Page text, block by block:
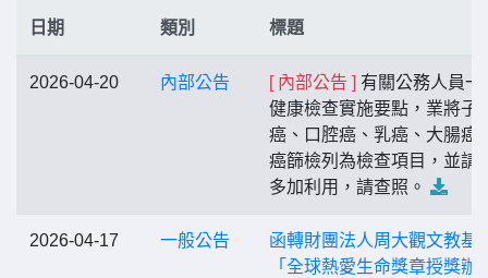
日期 類別 標題
2026-04-20 內部公告 [ 內部公告 ] 有關公務人員一
健康檢查實施要點，業將子
癌、口腔癌、乳癌、大腸癌
癌篩檢列為檢查項目，並請
多加利用，請查照。
2026-04-17 一般公告
函轉財團法人周大觀文教基
「全球熱愛生命獎章授獎辦